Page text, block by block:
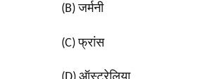
(B)जर्मनी
(C)फ्रांस